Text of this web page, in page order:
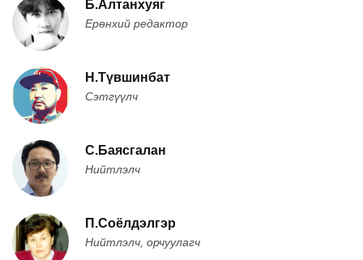
Б.Алтанхуяг
Ерөнхий редактор
Н.Түвшинбат
Сэтгүүлч
С.Баясгалан
Нийтлэлч
П.Соёлдэлгэр
Нийтлэлч, орчуулагч